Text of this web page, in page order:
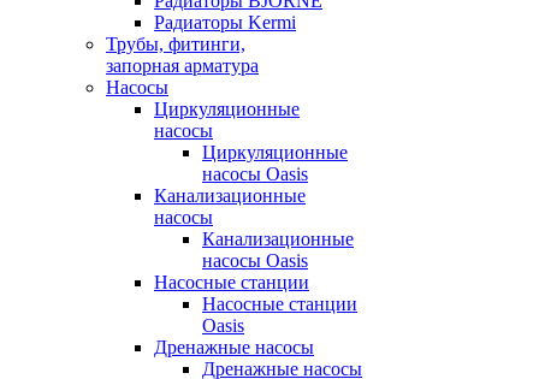
Радиаторы Kermi
Трубы, фитинги,
запорная арматура
Насосы
Циркуляционные
насосы
Циркуляционные
насосы Oasis
Канализационные
насосы
Канализационные
насосы Oasis
Насосные станции
Насосные станции
Oasis
Дренажные насосы
Дренажные насосы